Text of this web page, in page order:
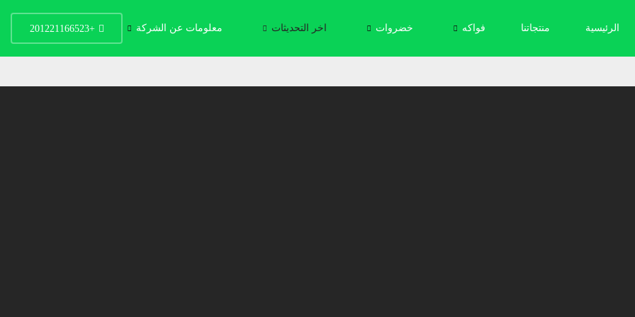
الرئيسية منتجاتنا فواكه خضروات اخر التحديثات معلومات عن الشركة +201221166523